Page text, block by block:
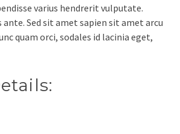
varius hendrerit vulputate.
ante. Sed sit amet sapien sit amet arcu
quam orci, sodales id lacinia eget,